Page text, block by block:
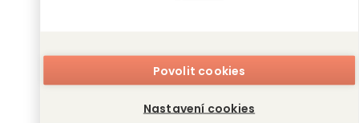
Povolit cookies
Nastavení cookies
zatracených